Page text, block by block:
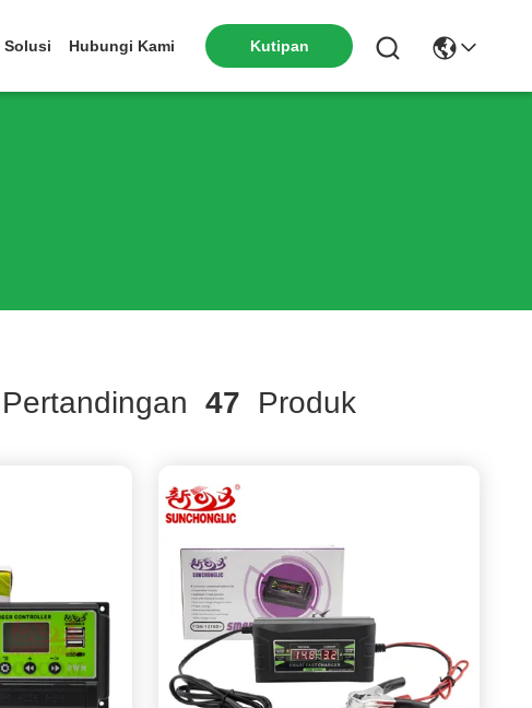
Solusi Hubungi Kami Kutipan
Pertandingan 47 Produk